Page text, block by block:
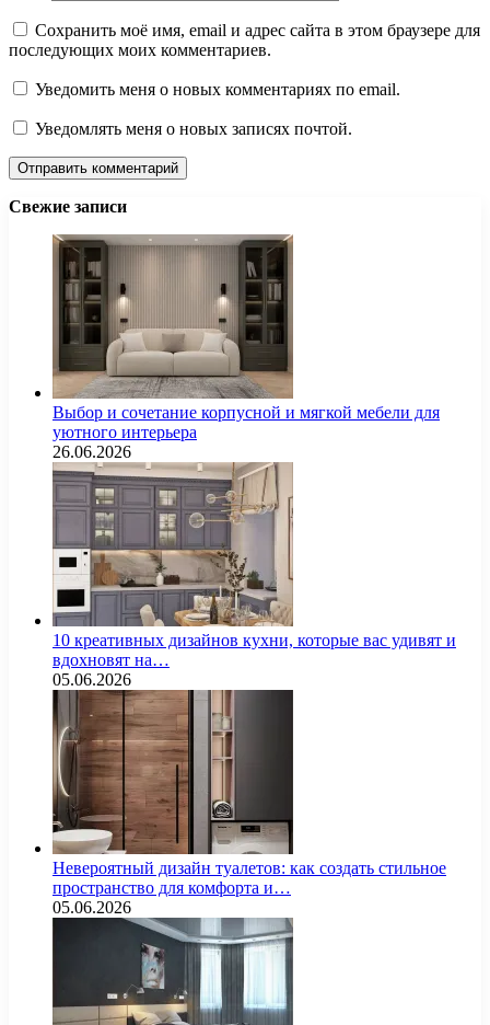
Сохранить моё имя, email и адрес сайта в этом браузере для
последующих моих комментариев.
Уведомить меня о новых комментариях по email.
Уведомлять меня о новых записях почтой.
Свежие записи
Выбор и сочетание корпусной и мягкой мебели для
уютного интерьера
26.06.2026
10 креативных дизайнов кухни, которые вас удивят и
вдохновят на…
05.06.2026
Невероятный дизайн туалетов: как создать стильное
пространство для комфорта и…
05.06.2026